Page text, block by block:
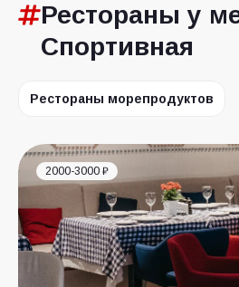
Рестораны у
Спортивная
Рестораны морепродуктов
2000-3000 ₽